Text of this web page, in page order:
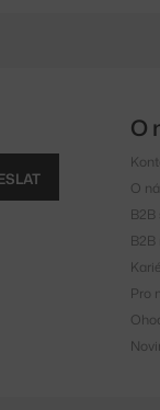
O
O
B2B
Pro